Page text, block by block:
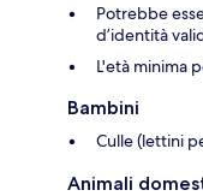
Potrebbe
d’identità
L'età minima
Bambini
Culle (lettini
Animali